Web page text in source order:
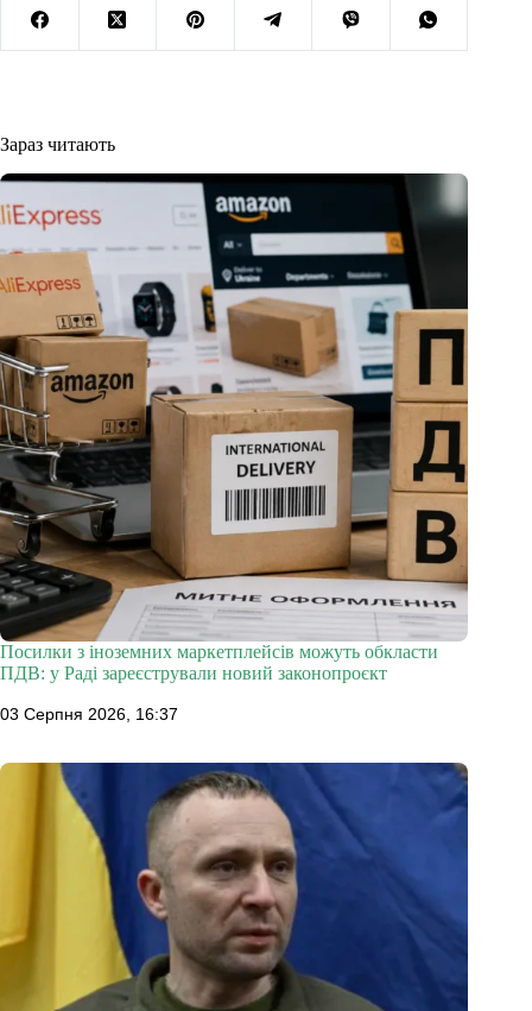
Зараз читають
Посилки з іноземних маркетплейсів можуть обкласти
ПДВ: у Раді зареєстрували новий законопроєкт
03 Серпня 2026, 16:37